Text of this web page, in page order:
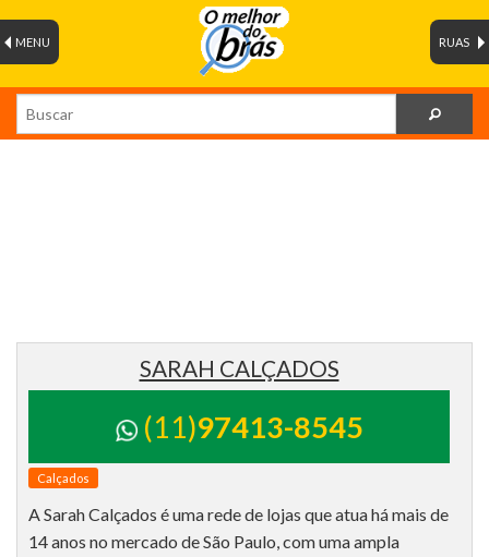
RUAS
MENU
SARAH CALÇADOS
(11)97413-8545
Calçados
A Sarah Calçados é uma rede de lojas que atua há mais de
14 anos no mercado de São Paulo, com uma ampla